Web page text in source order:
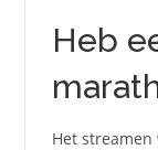
Heb
Het